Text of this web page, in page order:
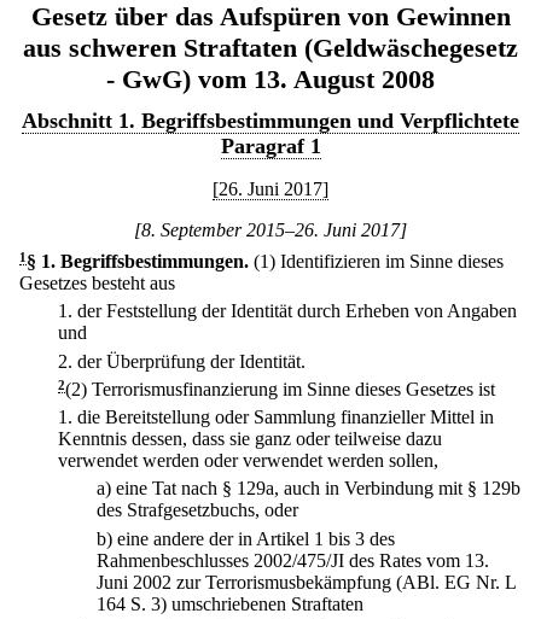
Gesetz über das Aufspüren von Gewinnen
aus schweren Straftaten (Geldwäschegesetz
- GwG) vom 13. August 2008
Abschnitt 1. Begriffsbestimmungen und Verpflichtete
Paragraf 1
[26. Juni 2017]
[8. September 2015–26. Juni 2017]
1 § 1. Begriffsbestimmungen. (1) Identifizieren im Sinne dieses
Gesetzes besteht aus
1. der Feststellung der Identität durch Erheben von Angaben
und
2. der Überprüfung der Identität.
2(2) Terrorismusfinanzierung im Sinne dieses Gesetzes ist
1. die Bereitstellung oder Sammlung finanzieller Mittel in
Kenntnis dessen, dass sie ganz oder teilweise dazu
verwendet werden oder verwendet werden sollen,
a) eine Tat nach § 129a, auch in Verbindung mit § 129b
des Strafgesetzbuchs, oder
b) eine andere der in Artikel 1 bis 3 des
Rahmenbeschlusses 2002/475/JI des Rates vom 13.
Juni 2002 zur Terrorismusbekämpfung (ABl. EG Nr. L
164 S. 3) umschriebenen Straftaten